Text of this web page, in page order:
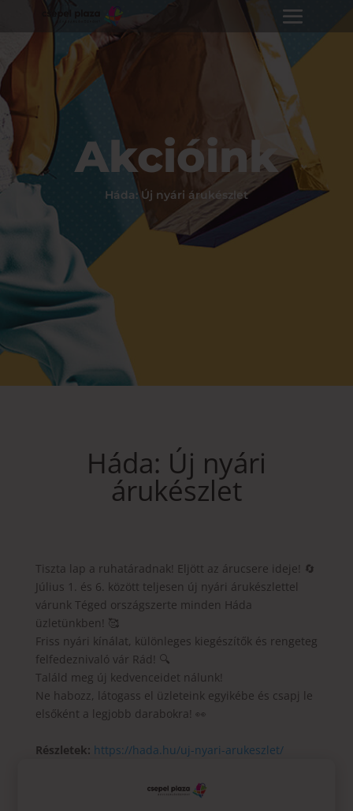
Akcióink
Háda: Új nyári árukészlet
Háda: Új nyári
árukészlet
Tiszta lap a ruhatáradnak! Eljött az árucsere ideje! 🔄
Július 1. és 6. között teljesen új nyári árukészlettel
várunk Téged országszerte minden Háda
üzletünkben! 🥰
Friss nyári kínálat, különleges kiegészítők és rengeteg
felfedeznivaló vár Rád! 🔍
Találd meg új kedvenceidet nálunk!
Ne habozz, látogass el üzleteink egyikébe és csapj le
elsőként a legjobb darabokra! 👀
Részletek: https://hada.hu/uj-nyari-arukeszlet/